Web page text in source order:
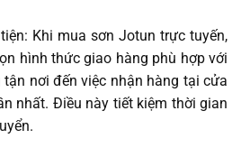
Khi mua sơn Jotun trực tuyến,
hình thức giao hàng phù hợp với
tận nơi đến việc nhận hàng tại cửa
nhất. Điều này tiết kiệm thời gian